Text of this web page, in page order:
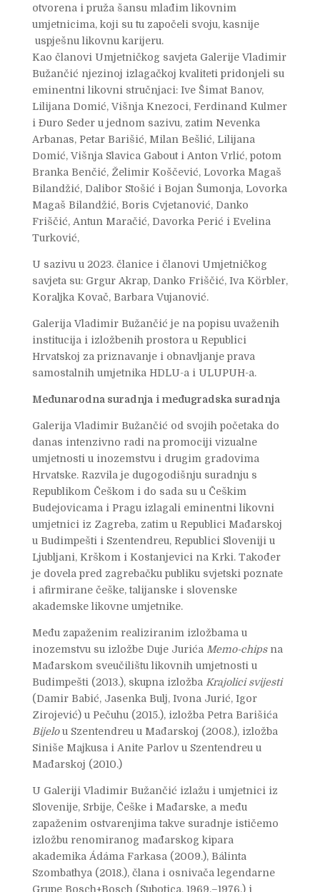
otvorena i pruža šansu mlađim likovnim
umjetnicima, koji su tu započeli svoju, kasnije
uspješnu likovnu karijeru.
Kao članovi Umjetničkog savjeta Galerije Vladimir
Bužančić njezinoj izlagačkoj kvaliteti pridonjeli su
eminentni likovni stručnjaci: Ive Šimat Banov,
Lilijana Domić, Višnja Knezoci, Ferdinand Kulmer
i Đuro Seder u jednom sazivu, zatim Nevenka
Arbanas, Petar Barišić, Milan Bešlić, Lilijana
Domić, Višnja Slavica Gabout i Anton Vrlić, potom
Branka Benčić, Želimir Koščević, Lovorka Magaš
Bilandžić, Dalibor Stošić i Bojan Šumonja, Lovorka
Magaš Bilandžić, Boris Cvjetanović, Danko
Friščić, Antun Maračić, Davorka Perić i Evelina
Turković,
U sazivu u 2023. članice i članovi Umjetničkog
savjeta su: Grgur Akrap, Danko Friščić, Iva Körbler,
Koraljka Kovač, Barbara Vujanović.
Galerija Vladimir Bužančić je na popisu uvaženih
institucija i izložbenih prostora u Republici
Hrvatskoj za priznavanje i obnavljanje prava
samostalnih umjetnika HDLU-a i ULUPUH-a.
Međunarodna suradnja i međugradska suradnja
Galerija Vladimir Bužančić od svojih početaka do
danas intenzivno radi na promociji vizualne
umjetnosti u inozemstvu i drugim gradovima
Hrvatske. Razvila je dugogodišnju suradnju s
Republikom Češkom i do sada su u Češkim
Budejovicama i Pragu izlagali eminentni likovni
umjetnici iz Zagreba, zatim u Republici Mađarskoj
u Budimpešti i Szentendreu, Republici Sloveniji u
Ljubljani, Krškom i Kostanjevici na Krki. Također
je dovela pred zagrebačku publiku svjetski poznate
i afirmirane češke, talijanske i slovenske
akademske likovne umjetnike.
Među zapaženim realiziranim izložbama u
inozemstvu su izložbe Duje Jurića Memo-chipsna
Mađarskom sveučilištu likovnih umjetnosti u
Budimpešti (2013.), skupna izložba Krajolici svijesti
(Damir Babić, Jasenka Bulj, Ivona Jurić, Igor
Zirojević) u Pečuhu (2015.), izložba Petra Barišića
Bijelou Szentendreu u Mađarskoj (2008.), izložba
Siniše Majkusa i Anite Parlov u Szentendreu u
Mađarskoj (2010.)
U Galeriji Vladimir Bužančić izlažu i umjetnici iz
Slovenije, Srbije, Češke i Mađarske, a među
zapaženim ostvarenjima takve suradnje ističemo
izložbu renomiranog mađarskog kipara
akademika Ádáma Farkasa (2009.), Bálinta
Szombathya (2018.), člana i osnivača legendarne
Grupe Bosch+Bosch (Subotica, 1969.–1976.) i